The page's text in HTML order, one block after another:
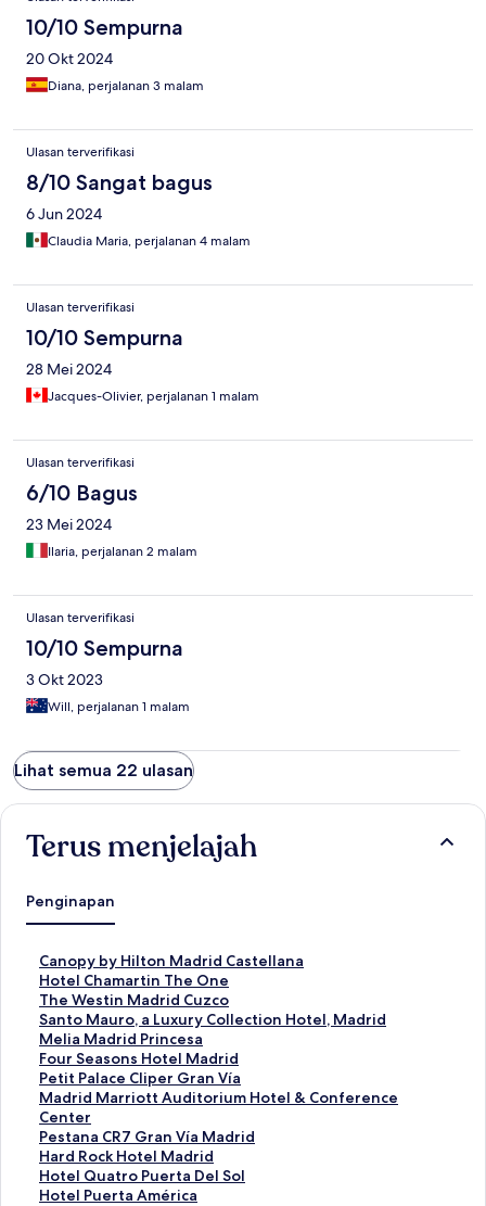
10/10 Sempurna
20 Okt 2024
Diana, perjalanan 3 malam
Ulasan terverifikasi
8/10 Sangat bagus
6 Jun 2024
Claudia Maria, perjalanan 4 malam
Ulasan terverifikasi
10/10 Sempurna
28 Mei 2024
Jacques-Olivier, perjalanan 1 malam
Ulasan terverifikasi
6/10 Bagus
23 Mei 2024
Ilaria, perjalanan 2 malam
Ulasan terverifikasi
10/10 Sempurna
3 Okt 2023
Will, perjalanan 1 malam
Lihat semua 22 ulasan
Terus menjelajah
Penginapan
Canopy by Hilton Madrid Castellana
T
a
u
t
a
n
S
t
a
n
d
a
r
Hotel Chamartin The One
T
a
u
t
a
n
S
t
a
n
d
a
The Westin Madrid Cuzco
T
a
u
t
a
n
S
t
a
n
d
Santo Mauro, a Luxury Collection Hotel, Madrid
T
a
u
t
a
n
S
t
a
n
Melia Madrid Princesa
T
a
u
t
a
n
S
t
a
Four Seasons Hotel Madrid
T
a
u
t
a
n
S
t
Petit Palace Cliper Gran Vía
T
a
u
t
a
n
S
Madrid Marriott Auditorium Hotel & Conference
Center
T
a
u
t
a
n
Pestana CR7 Gran Vía Madrid
T
a
u
t
Hard Rock Hotel Madrid
T
a
u
Hotel Quatro Puerta Del Sol
T
a
Hotel Puerta América
T